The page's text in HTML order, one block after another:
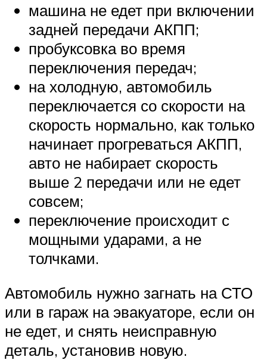
машина не едет при включении
задней передачи АКПП;
пробуксовка во время
переключения передач;
на холодную, автомобиль
переключается со скорости на
скорость нормально, как только
начинает прогреваться АКПП,
авто не набирает скорость
выше 2 передачи или не едет
совсем;
переключение происходит с
мощными ударами, а не
толчками.
Автомобиль нужно загнать на СТО
или в гараж на эвакуаторе, если он
не едет, и снять неисправную
деталь, установив новую.